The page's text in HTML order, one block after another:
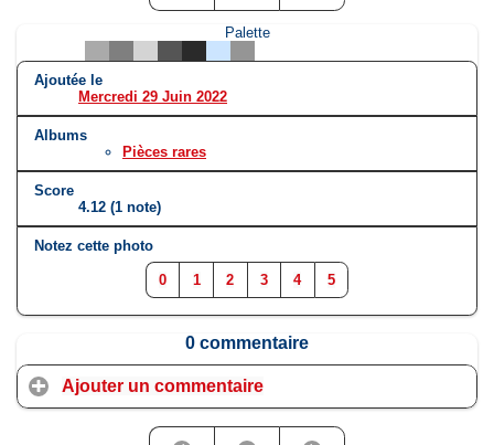
Palette
Ajoutée le
Mercredi 29 Juin 2022
Albums
Pièces rares
Score
4.12 (1 note)
Notez cette photo
0 1 2 3 4 5
0 commentaire
Ajouter un commentaire